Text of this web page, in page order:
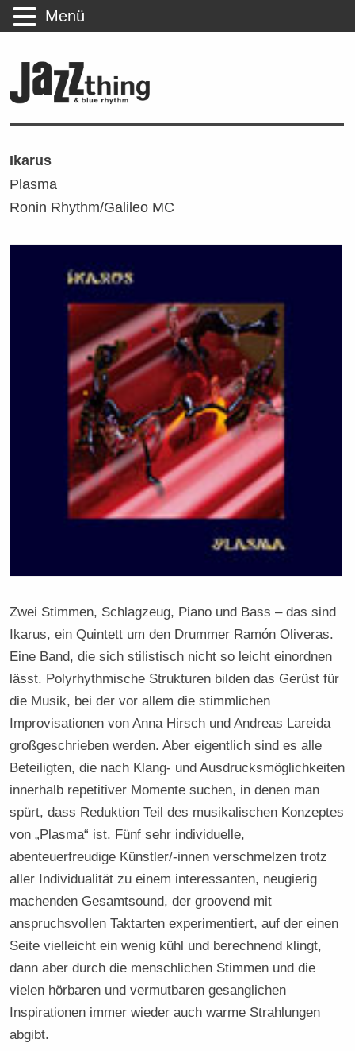
Ikarus
Plasma
Ronin Rhythm/Galileo MC
Zwei Stimmen, Schlagzeug, Piano und Bass – das sind
Ikarus, ein Quintett um den Drummer Ramón Oliveras.
Eine Band, die sich stilistisch nicht so leicht einordnen
lässt. Polyrhythmische Strukturen bilden das Gerüst für
die Musik, bei der vor allem die stimmlichen
Improvisationen von Anna Hirsch und Andreas Lareida
großgeschrieben werden. Aber eigentlich sind es alle
Beteiligten, die nach Klang- und Ausdrucksmöglichkeiten
innerhalb repetitiver Momente suchen, in denen man
spürt, dass Reduktion Teil des musikalischen Konzeptes
von „Plasma“ ist. Fünf sehr individuelle,
abenteuerfreudige Künstler/-innen verschmelzen trotz
aller Individualität zu einem interessanten, neugierig
machenden Gesamtsound, der groovend mit
anspruchsvollen Taktarten experimentiert, auf der einen
Seite vielleicht ein wenig kühl und berechnend klingt,
dann aber durch die menschlichen Stimmen und die
vielen hörbaren und vermutbaren gesanglichen
Inspirationen immer wieder auch warme Strahlungen
abgibt.
Menü